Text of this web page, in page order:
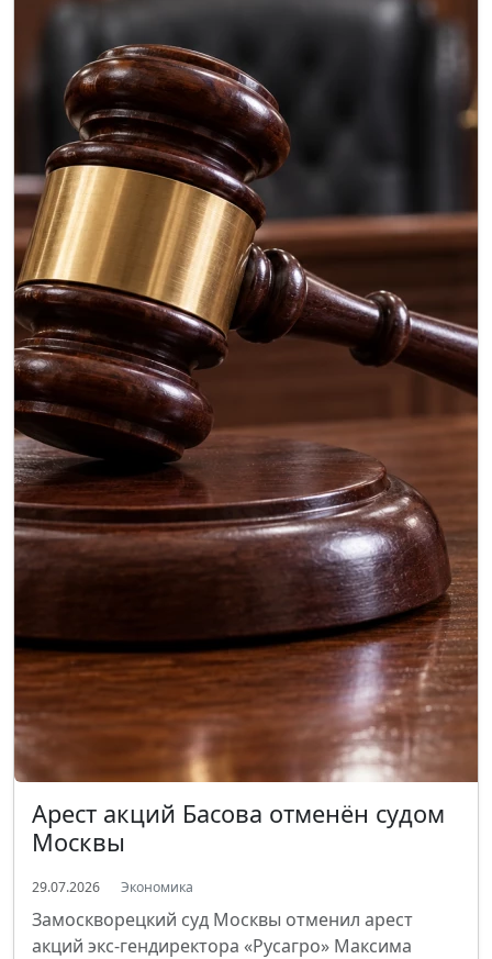
Арест акций Басова отменён судом
Москвы
29.07.2026 Экономика
Замоскворецкий суд Москвы отменил арест
акций экс-гендиректора «Русагро» Максима